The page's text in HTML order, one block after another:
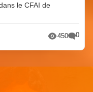
le CFAI de
450 0